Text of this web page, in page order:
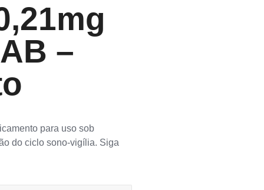
–
para uso sob
do ciclo sono‑vigília. Siga